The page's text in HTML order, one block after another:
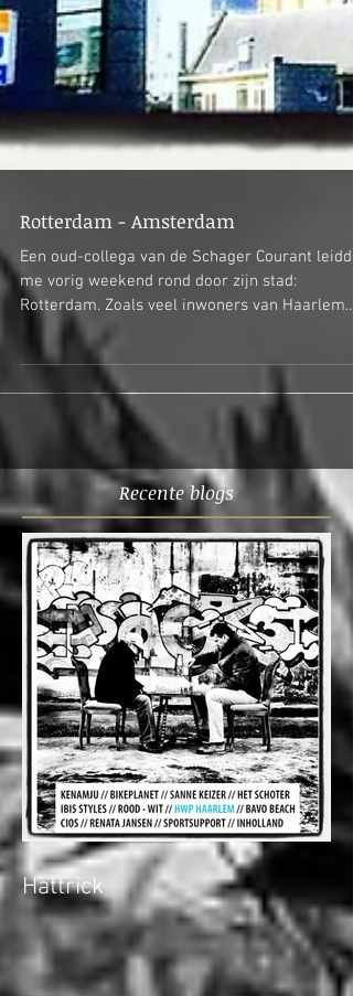
Rotterdam - Amsterdam
Een oud-collega van de Schager Courant leidde
me vorig weekend rond door zijn stad:
Rotterdam. Zoals veel inwoners van Haarlem
Recente blogs
Hattrick